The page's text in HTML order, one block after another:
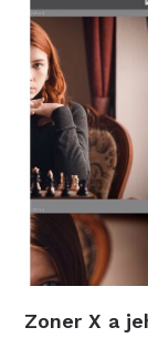
Zoner X a